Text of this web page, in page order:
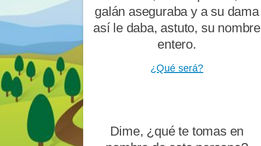
galán aseguraba y a su dama
así le daba, astuto, su nombre
entero.
¿Qué será?
Dime, ¿qué te tomas en